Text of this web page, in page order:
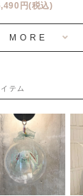
ーヨークスタイ
ビス
ティバルーン特集
店・名古屋 星ヶ
基地店-
円(税込)
MORE
テム